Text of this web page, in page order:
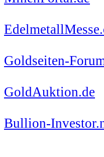
Goldseiten-
GoldAuktion.de
Bullion-